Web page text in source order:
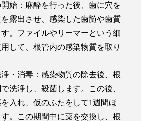
始：麻酔を行った後、歯に穴を
を露出させ、感染した歯髄や歯質
。ファイルやリーマーという細
して、根管内の感染物質を取り
・消毒：感染物質の除去後、根
洗浄し、殺菌します。この後、
入れ、仮のふたをして1週間ほ
。この期間中に薬を交換し、根